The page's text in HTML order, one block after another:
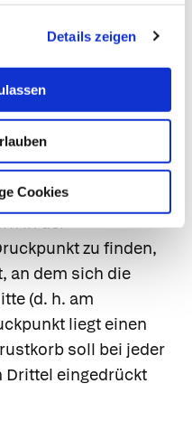
Details zeigen
Cookies
kleine Kinder können
genommen werden.
Säuglingen und
anatomischen
Der beste
in der
zu finden,
an dem sich die
(d. h. am
liegt einen
soll bei jeder
Drittel eingedrückt